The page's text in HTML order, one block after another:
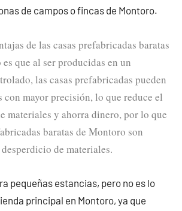
de campos o fincas de Montoro.
de las casas prefabricadas baratas
que al ser producidas en un
las casas prefabricadas pueden
con mayor precisión, lo que reduce el
materiales y ahorra dinero, por lo que
baratas de Montoro son
de materiales.
pequeñas estancias, pero no es lo
principal en Montoro, ya que